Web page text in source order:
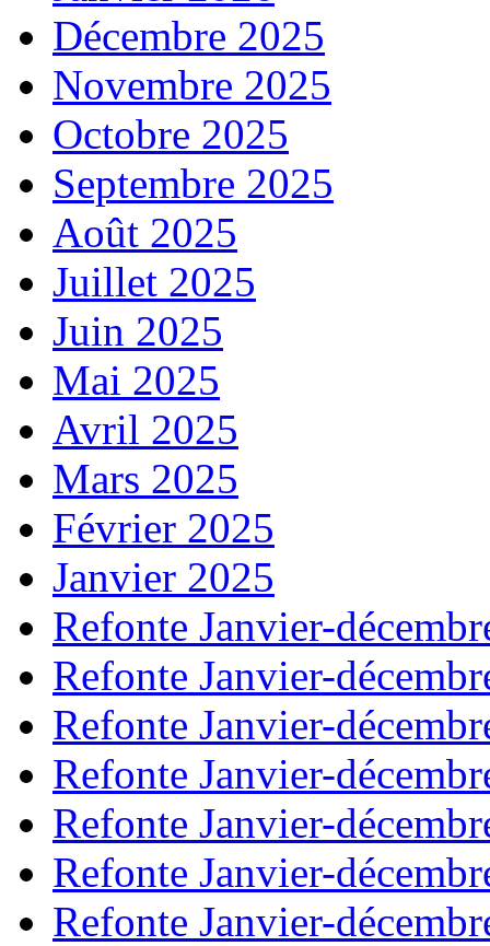
Décembre 2025
Novembre 2025
Octobre 2025
Septembre 2025
Août 2025
Juillet 2025
Juin 2025
Mai 2025
Avril 2025
Mars 2025
Février 2025
Janvier 2025
Refonte Janvier-
Refonte Janvier-
Refonte Janvier-
Refonte Janvier-
Refonte Janvier-
Refonte Janvier-
Refonte Janvier-